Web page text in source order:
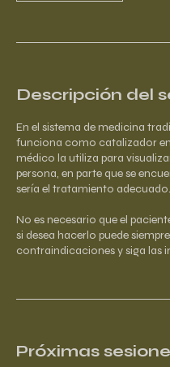
Descripción del
En el sistema de medicina
funciona como catalizador
médico la utiliza para
persona, en parte que se
sería el tratamiento adecuado.
No es necesario que el
si desea hacerlo puede
contraindicaciones y siga las
Próximas